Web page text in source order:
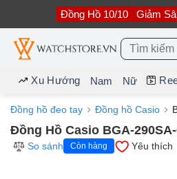
nội
dung
Đồng Hồ 10/10 Giảm
Tìm
kiếm:
Xu Hướng Nam Nữ
Đồng hồ đeo tay Đồng hồ Casio
Đồng Hồ Casio BGA-
So sánh
Còn hàng Yêu thích